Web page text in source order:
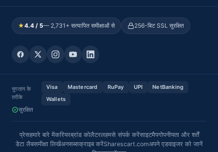
★4.4 / 5— 2,731+ सत्यापित समीक्षाओं से 256-बिट SSL सुरक्षित
भुगतान के
तरीके
Visa Mastercard RuPay UPI
NetBanking
Wallets
सुरक्षित
प्रेसहमारे बारे मेंकरियरब्रांड कोलैटरलहमसे संपर्क करेंसाइटमैपगोपनीयता और शर्तें
डेटा लैबसमीक्षा लिखेंअनसब्सक्राइब करेंSharescart.comअपने एडवाइजर को जानें